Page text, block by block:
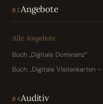
01Angebote
Alle Angebote
Buch „Digitale Dominanz“
Buch: „Digitale Visitenkarten
04Auditiv